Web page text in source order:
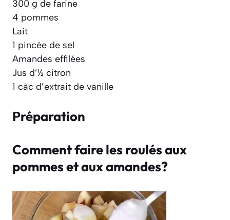
300 g de farine
4 pommes
Lait
1 pincée de sel
Amandes effilées
Jus d’½ citron
1 càc d’extrait de vanille
Préparation
Comment faire les roulés aux
pommes et aux amandes?